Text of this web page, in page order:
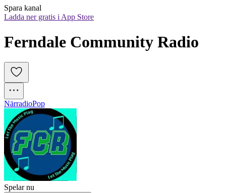
Spara kanal
Ladda ner gratis i App Store
Ferndale Community Radio
NärradioPop
Spelar nu